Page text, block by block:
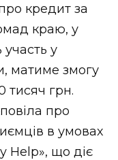
кредит за
краю, у
участь у
матиме змогу
тисяч грн.
про
в умовах
Help», що діє